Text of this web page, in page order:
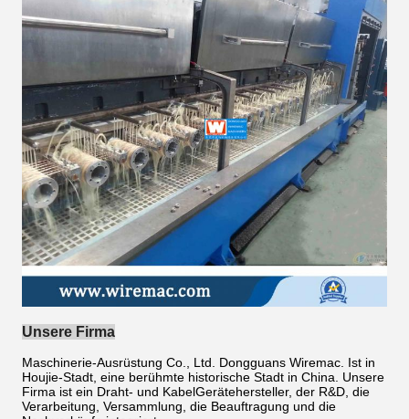
Unsere Firma
Maschinerie-Ausrüstung Co., Ltd. Dongguans Wiremac. Ist in
Houjie-Stadt, eine berühmte historische Stadt in China. Unsere
Firma ist ein Draht- und KabelGerätehersteller, der R&D, die
Verarbeitung, Versammlung, die Beauftragung und die